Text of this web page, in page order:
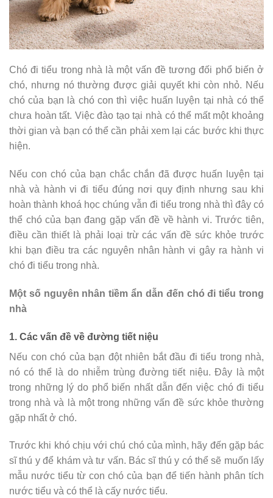
Chó đi tiểu trong nhà là một vấn đề tương đối phổ biến ở
chó, nhưng nó thường được giải quyết khi còn nhỏ. Nếu
chó của bạn là chó con thì việc huấn luyện tại nhà có thể
chưa hoàn tất. Việc đào tạo tại nhà có thể mất một khoảng
thời gian và bạn có thể cần phải xem lại các bước khi thực
hiện.
Nếu con chó của bạn chắc chắn đã được huấn luyện tại
nhà và hành vi đi tiểu đúng nơi quy định nhưng sau khi
hoàn thành khoá học chúng vẫn đi tiểu trong nhà thì đây có
thể chó của bạn đang gặp vấn đề về hành vi. Trước tiên,
điều cần thiết là phải loại trừ các vấn đề sức khỏe trước
khi bạn điều tra các nguyên nhân hành vi gây ra hành vi
chó đi tiểu trong nhà.
Một số nguyên nhân tiềm ẩn dẫn đến chó đi tiểu trong
nhà
1. Các vấn đề về đường tiết niệu
Nếu con chó của bạn đột nhiên bắt đầu đi tiểu trong nhà,
nó có thể là do nhiễm trùng đường tiết niệu. Đây là một
trong những lý do phổ biến nhất dẫn đến việc chó đi tiểu
trong nhà và là một trong những vấn đề sức khỏe thường
gặp nhất ở chó.
Trước khi khó chịu với chú chó của mình, hãy đến gặp bác
sĩ thú y để khám và tư vấn. Bác sĩ thú y có thể sẽ muốn lấy
mẫu nước tiểu từ con chó của bạn để tiến hành phân tích
nước tiểu và có thể là cấy nước tiểu.